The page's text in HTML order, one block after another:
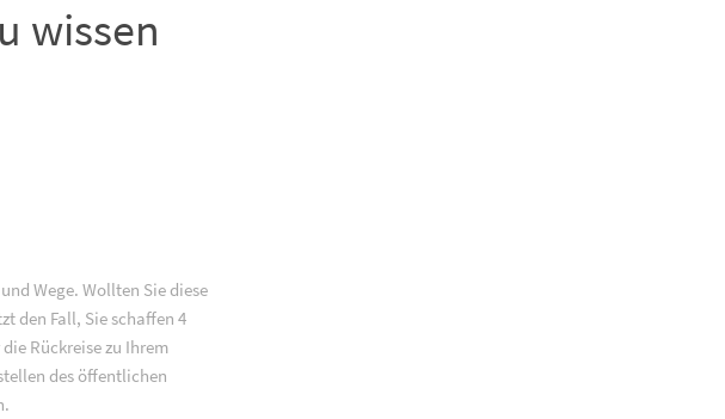
wissen
Wege. Wollten Sie diese
den Fall, Sie schaffen 4
Rückreise zu Ihrem
des öffentlichen